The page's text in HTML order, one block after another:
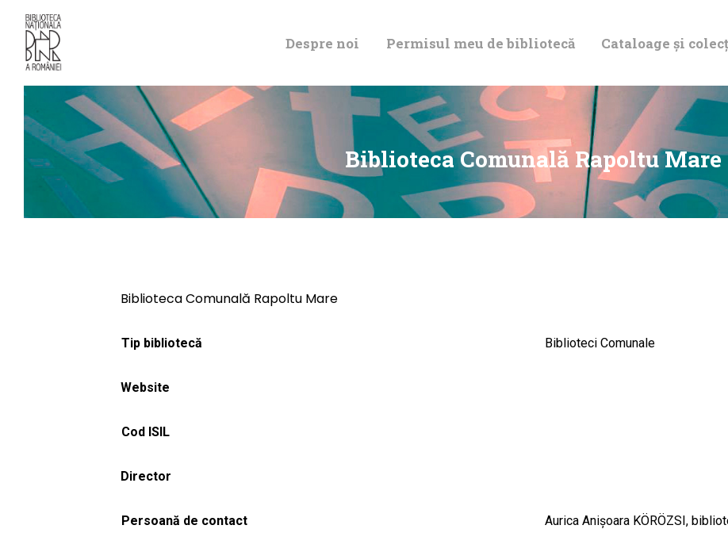
Despre noi Permisul meu de bibliotecă Cataloage și
Biblioteca Comunală Rapoltu Mare
DE BIBLIOTECĂ
CATALOAGE ȘI
COLECȚII
Biblioteca Comunală Rapoltu Mare
Tip bibliotecă Biblioteci Comunale
Website
Cod ISIL
Director
Persoană de contact Aurica Anișoara KÖRÖZSI,